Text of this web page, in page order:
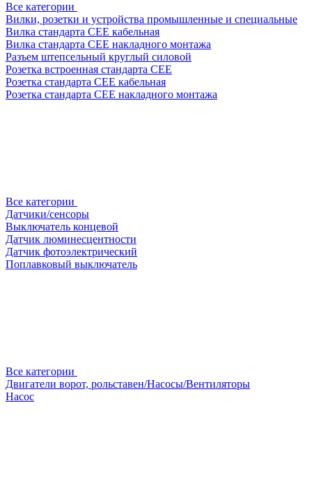
Все категории
Вилки, розетки и устройства промышленные и специальные
Вилка стандарта CEE кабельная
Вилка стандарта CEE накладного монтажа
Разъем штепсельный круглый силовой
Розетка встроенная стандарта CEE
Розетка стандарта СЕЕ кабельная
Розетка стандарта СЕЕ накладного монтажа
Все категории
Датчики/сенсоры
Выключатель концевой
Датчик люминесцентности
Датчик фотоэлектрический
Поплавковый выключатель
Все категории
Двигатели ворот, рольставен/Насосы/Вентиляторы
Насос